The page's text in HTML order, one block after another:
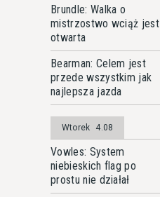
Brundle: Walka o
mistrzostwo wciąż jest
otwarta
Bearman: Celem jest
przede wszystkim jak
najlepsza jazda
Wtorek 4.08
Vowles: System
niebieskich flag po
prostu nie działał